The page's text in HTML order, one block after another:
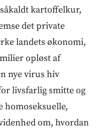
kartoffelkur,
det private
landets økonomi,
opløst af
nye virus hiv
livsfarlig smitte og
homoseksuelle,
om, hvordan